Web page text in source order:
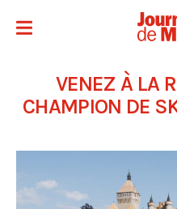
VENEZ À LA
CHAMPION DE